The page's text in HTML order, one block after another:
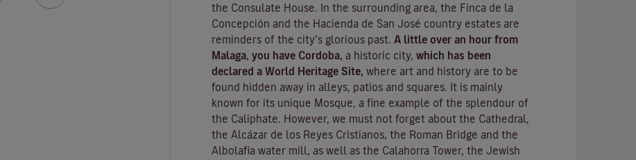
the Consulate House. In the surrounding area, the Finca de la
Concepción and the Hacienda de San José country estates are
reminders of the city’s glorious past. A little over an hour from
Malaga, you have Cordoba, a historic city, which has been
declared a World Heritage Site, where art and history are to be
found hidden away in alleys, patios and squares. It is mainly
known for its unique Mosque , a fine example of the splendour of
the Caliphate. However, we must not forget about the Cathedral,
the Alcázar de los Reyes Cristianos , the Roman Bridge and the
Albolafia water mill
, as well as the Calahorra Tower, the Jewish